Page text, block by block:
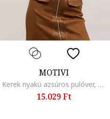
MOTIVI
Kerek nyakú azsúros pulóver, Törtfehér
15.029 Ft